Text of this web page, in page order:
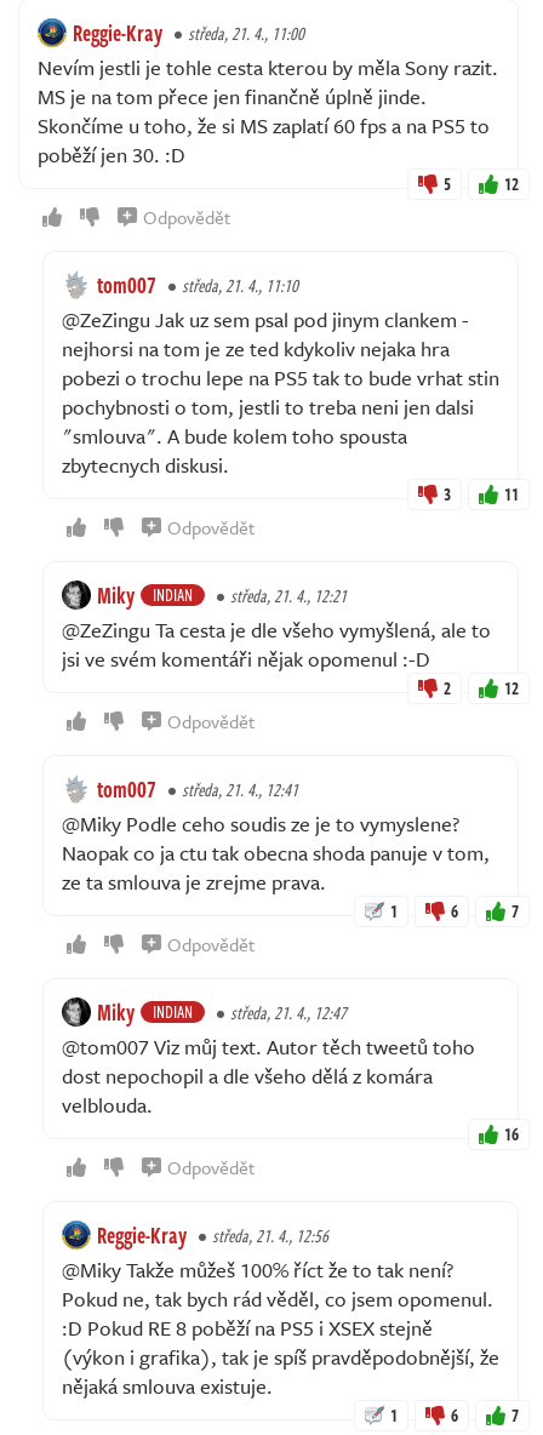
Reggie-Kray středa, 21. 4., 11:00
Nevím jestli je tohle cesta kterou by měla Sony razit.
MS je na tom přece jen finančně úplně jinde.
Skončíme u toho, že si MS zaplatí 60 fps a na PS5 to
poběží jen 30. :D
5 12
Odpovědět
tom007 středa, 21. 4., 11:10
@ZeZingu Jak uz sem psal pod jinym clankem -
nejhorsi na tom je ze ted kdykoliv nejaka hra
pobezi o trochu lepe na PS5 tak to bude vrhat stin
pochybnosti o tom, jestli to treba neni jen dalsi
"smlouva". A bude kolem toho spousta
zbytecnych diskusi.
3 11
Odpovědět
Miky INDIAN středa, 21. 4., 12:21
@ZeZingu Ta cesta je dle všeho vymyšlená, ale to
jsi ve svém komentáři nějak opomenul :-D
2 12
Odpovědět
tom007 středa, 21. 4., 12:41
@Miky Podle ceho soudis ze je to vymyslene?
Naopak co ja ctu tak obecna shoda panuje v tom,
ze ta smlouva je zrejme prava.
1 6 7
Odpovědět
Miky INDIAN středa, 21. 4., 12:47
@tom007 Viz můj text. Autor těch tweetů toho
dost nepochopil a dle všeho dělá z komára
velblouda.
16
Odpovědět
Reggie-Kray středa, 21. 4., 12:56
@Miky Takže můžeš 100% říct že to tak není?
Pokud ne, tak bych rád věděl, co jsem opomenul.
:D Pokud RE 8 poběží na PS5 i XSEX stejně
(výkon i grafika), tak je spíš pravděpodobnější, že
nějaká smlouva existuje.
1 6 7